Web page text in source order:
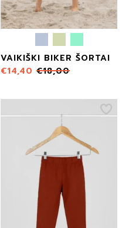
VAIKIŠKI BIKER ŠORTAI
€14,40 €18,00